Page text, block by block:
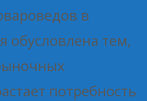
в
обусловлена тем,
потребность